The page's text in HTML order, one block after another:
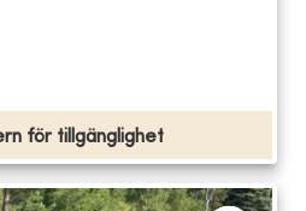
för tillgänglighet